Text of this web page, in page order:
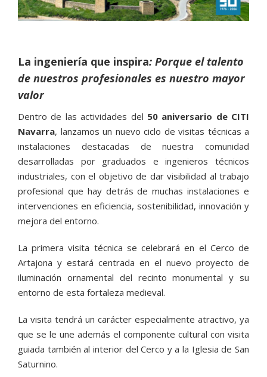
La ingeniería que inspira: Porque el talento
de nuestros profesionales es nuestro mayor
valor
Dentro de las actividades del 50 aniversario de CITI
Navarra, lanzamos un nuevo ciclo de visitas técnicas a
instalaciones destacadas de nuestra comunidad
desarrolladas por graduados e ingenieros técnicos
industriales, con el objetivo de dar visibilidad al trabajo
profesional que hay detrás de muchas instalaciones e
intervenciones en eficiencia, sostenibilidad, innovación y
mejora del entorno.
La primera visita técnica se celebrará en el Cerco de
Artajona y estará centrada en el nuevo proyecto de
iluminación ornamental del recinto monumental y su
entorno de esta fortaleza medieval.
La visita tendrá un carácter especialmente atractivo, ya
que se le une además el componente cultural con visita
guiada también al interior del Cerco y a la Iglesia de San
Saturnino.